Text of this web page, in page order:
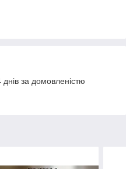
за домовленістю